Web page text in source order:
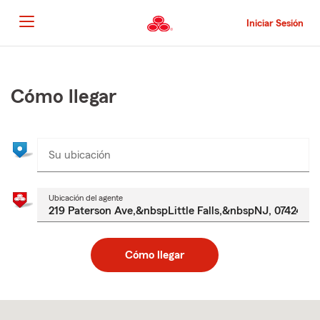
al
contenido
principal
Iniciar Sesión
principal
Cómo llegar
Su ubicación
Ubicación del agente
Cómo llegar
to